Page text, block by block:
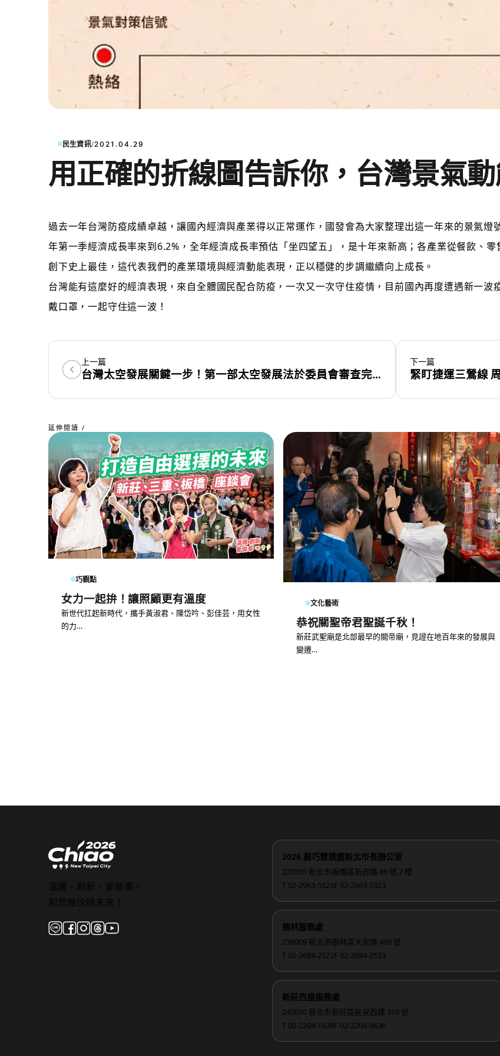
民生資訊/2021.04.29
用正確的折線圖告訴你，台灣景氣動
過去一年台灣防疫成績卓越，讓國內經濟與產業得以正常運作，國發會為大家整理出這一年來的景氣
年第一季經濟成長率來到6.2%，全年經濟成長率預估「坐四望五」，是十年來新高；各產業從餐飲、
創下史上最佳，這代表我們的產業環境與經濟動能表現，正以穩健的步調繼續向上成長。
台灣能有這麼好的經濟表現，來自全體國民配合防疫，一次又一次守住疫情，目前國內再度遭遇新一波
戴口罩，一起守住這一波！
上一篇
台灣太空發展關鍵一步！第一部太空發展法於委員會審查完畢！
下一篇
緊盯捷運三鶯線
延伸閱讀 /
巧觀點
女力一起拚！讓照顧更有溫度
新世代扛起新時代，攜手黃淑君、陳岱吟、彭佳芸，用女性
的力…
文化藝術
恭祝關聖帝君聖誕千秋！
新莊武聖廟是北部最早的關帝廟，見證在地百年來的發展與
變遷…
溫暖、創新、會做事，
和您做伙拚未來！
2026 蘇巧慧競選新北市長辦公室
220335 新北市板橋區新府路 88 號 2 樓
T 02-2963-5523F 02-2963-5323
樹林服務處
238009 新北市樹林區大安路 499 號
T 02-2684-2522F 02-2684-2533
新莊西盛服務處
242070 新北市新莊區民安西路 319 號
T 02-2204-1638F 02-2204-9636